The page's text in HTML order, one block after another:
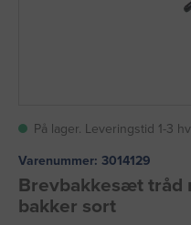
På lager. Leveringstid 1-3
Varenummer: 3014129
Brevbakkesæt tråd
bakker sort